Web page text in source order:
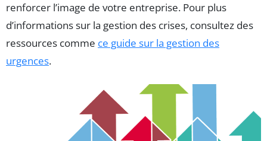
renforcer l’image de votre entreprise. Pour plus
d’informations sur la gestion des crises, consultez des
ressources comme ce guide sur la gestion des
urgences.